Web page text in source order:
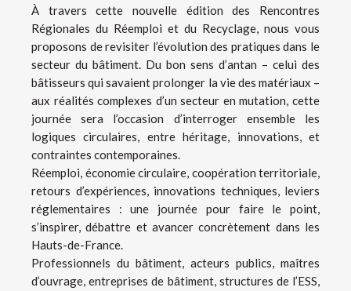
À travers cette nouvelle édition des Rencontres
Régionales du Réemploi et du Recyclage, nous vous
proposons de revisiter l’évolution des pratiques dans le
secteur du bâtiment. Du bon sens d’antan – celui des
bâtisseurs qui savaient prolonger la vie des matériaux –
aux réalités complexes d’un secteur en mutation, cette
journée sera l’occasion d’interroger ensemble les
logiques circulaires, entre héritage, innovations, et
contraintes contemporaines.
Réemploi, économie circulaire, coopération territoriale,
retours d’expériences, innovations techniques, leviers
réglementaires : une journée pour faire le point,
s’inspirer, débattre et avancer concrètement dans les
Hauts-de-France.
Professionnels du bâtiment, acteurs publics, maîtres
d’ouvrage, entreprises de bâtiment, structures de l’ESS,